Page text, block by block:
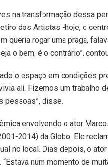
na transformação dessa
dos Artistas -hoje, o
queria rogar uma praga,
o bem, é o contrário”,
o espaço em condições
ali. Fizemos um trabalho
pessoas”, disse.
envolvendo o ator
2014) da Globo. Ele
no local. Dias depois, o
num momento de